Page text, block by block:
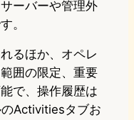
ーバーや管理外
。
るほか、オペレ
囲の限定、重要
で、操作履歴は
Activitiesタブお